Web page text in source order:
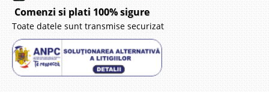
Comenzi si plati 100% sigure
Toate datele sunt transmise securizat